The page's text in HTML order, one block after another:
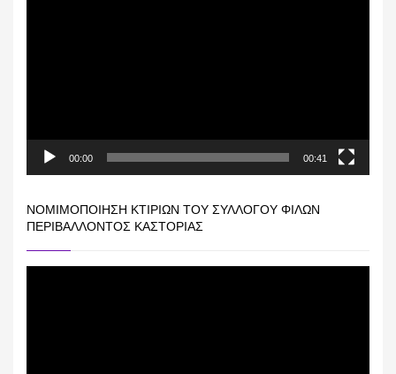
00:00 00:41
ΝΟΜΙΜΟΠΟΊΗΣΗ ΚΤΙΡΊΩΝ ΤΟΥ ΣΥΛΛΌΓΟΥ ΦΊΛΩΝ
ΠΕΡΙΒΆΛΛΟΝΤΟΣ ΚΑΣΤΟΡΙΆΣ